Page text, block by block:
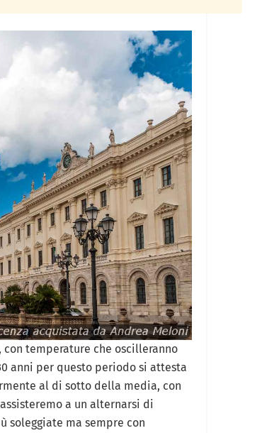
temperature che oscilleranno
anni per questo periodo si attesta
al di sotto della media, con
a un alternarsi di
soleggiate ma sempre con